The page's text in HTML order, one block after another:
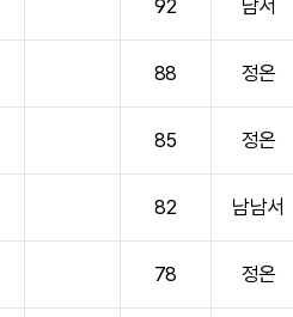
92 남서
88 정온
85 정온
82 남남서
78 정온